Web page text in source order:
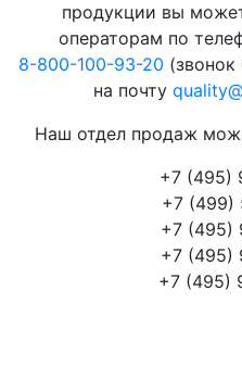
продукции вы
операторам по
8-800-100-93-20 (звонок
на почту
Наш отдел продаж
+7 (495)
+7 (499)
+7 (495)
+7 (495)
+7 (495)